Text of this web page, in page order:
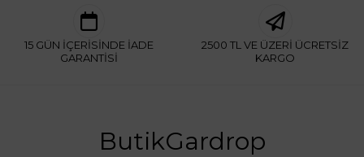
15 GÜN İÇERİSİNDE İADE
GARANTİSİ
2500 TL VE ÜZERİ ÜCRETSİZ
KARGO
ButikGardrop